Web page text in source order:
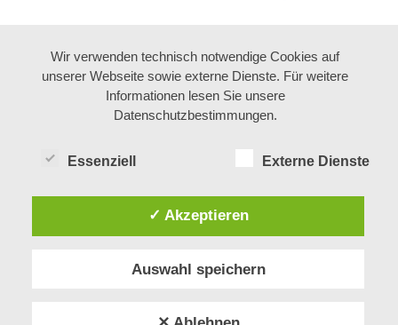
Wir verwenden technisch notwendige Cookies auf
unserer Webseite sowie externe Dienste. Für weitere
Informationen lesen Sie unsere
Datenschutzbestimmungen.
Essenziell Externe Dienste
✓ Akzeptieren
Auswahl speichern